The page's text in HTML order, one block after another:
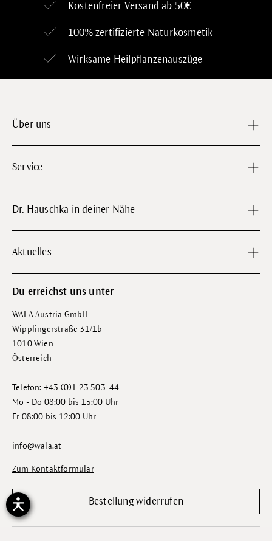
Kostenfreier Versand ab 50€
100% zertifizierte Naturkosmetik
Wirksame Heilpflanzenauszüge
Über uns
Service
Dr. Hauschka in deiner Nähe
Aktuelles
Du erreichst uns unter
WALA Austria GmbH
Wipplingerstraße 31/1b
1010 Wien
Österreich
Telefon: +43 (0)1 23 503-44
Mo - Do 08:00 bis 15:00 Uhr
Fr 08:00 bis 12:00 Uhr
info@wala.at
Zum Kontaktformular
Bestellung widerrufen